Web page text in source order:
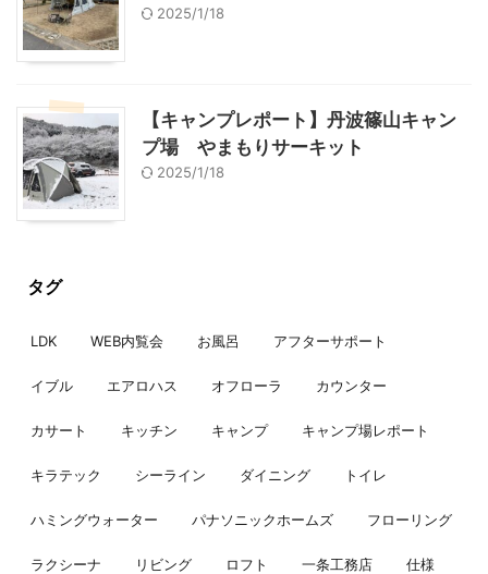
2025/1/18
【キャンプレポート】丹波篠山キャン
プ場 やまもりサーキット
2025/1/18
タグ
LDK WEB内覧会 お風呂 アフターサポート
イブル エアロハス オフローラ カウンター
カサート キッチン キャンプ キャンプ場レポート
キラテック シーライン ダイニング トイレ
ハミングウォーター パナソニックホームズ フローリング
ラクシーナ リビング ロフト 一条工務店 仕様